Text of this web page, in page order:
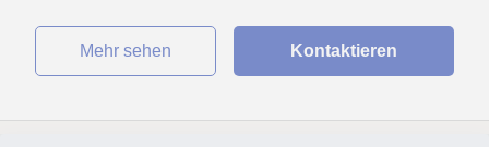
Mehr sehen Kontaktieren